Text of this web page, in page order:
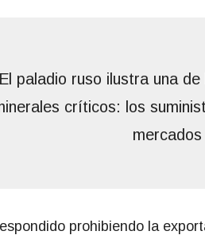
paladio ruso ilustra una
críticos: los
prohibiendo la